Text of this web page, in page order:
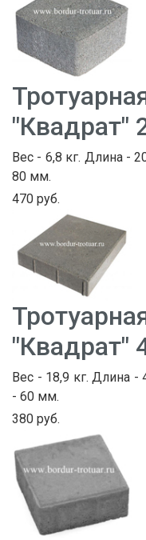
"Квадрат"
Вес - 6,8 кг. Длина -
80 мм.
470 руб.
"Квадрат"
Вес - 18,9 кг. Длина
- 60 мм.
380 руб.